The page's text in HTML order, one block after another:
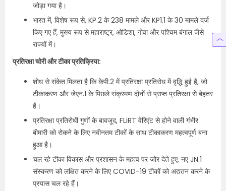
जोड़ा गया है।
भारत में, विशेष रूप से, KP.2 के 238 मामले और KP1.1 के 30 मामले दर्ज
किए गए हैं, मुख्य रूप से महाराष्ट्र, ओडिशा, गोवा और पश्चिम बंगाल जैसे
राज्यों में।
प्रतिरक्षा चोरी और टीका प्रतिक्रिया:
शोध से संकेत मिलता है कि केपी.2 में प्रतिरक्षा प्रतिरोध में वृद्धि हुई है, जो
टीकाकरण और जेएन.1 के पिछले संक्रमण दोनों से प्राप्त प्रतिरक्षा से बेहतर
है।
प्रतिरक्षा प्रतिरोधी गुणों के बावजूद, FLiRT वेरिएंट से होने वाली गंभीर
बीमारी को रोकने के लिए नवीनतम टीकों के साथ टीकाकरण महत्वपूर्ण बना
हुआ है।
चल रहे टीका विकास और प्रशासन के महत्व पर जोर देते हुए, नए JN.1
संस्करण को लक्षित करने के लिए COVID-19 टीकों को अद्यतन करने के
प्रयास चल रहे हैं।